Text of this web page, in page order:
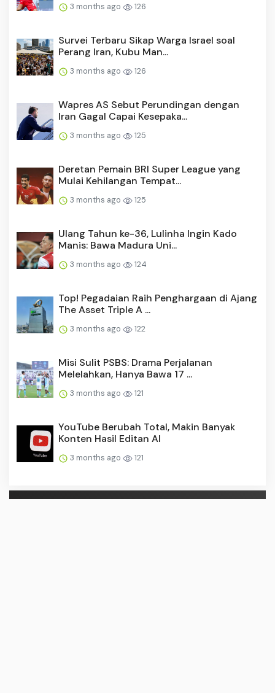
3 months ago 126
Survei Terbaru Sikap Warga Israel soal
Perang Iran, Kubu Man...
3 months ago 126
Wapres AS Sebut Perundingan dengan
Iran Gagal Capai Kesepaka...
3 months ago 125
Deretan Pemain BRI Super League yang
Mulai Kehilangan Tempat...
3 months ago 125
Ulang Tahun ke-36, Lulinha Ingin Kado
Manis: Bawa Madura Uni...
3 months ago 124
Top! Pegadaian Raih Penghargaan di Ajang
The Asset Triple A ...
3 months ago 122
Misi Sulit PSBS: Drama Perjalanan
Melelahkan, Hanya Bawa 17 ...
3 months ago 121
YouTube Berubah Total, Makin Banyak
Konten Hasil Editan AI
3 months ago 121